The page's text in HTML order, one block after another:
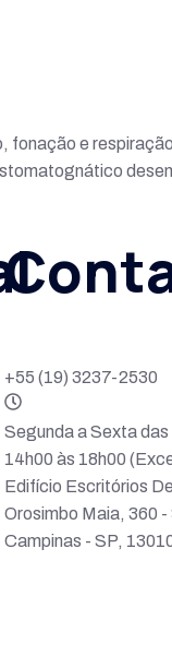
e
+55 (19) 3237-2530
Segunda a Sexta das
14h00 às 18h00
Edifício Escritórios
Orosimbo Maia, 360
Campinas - SP,